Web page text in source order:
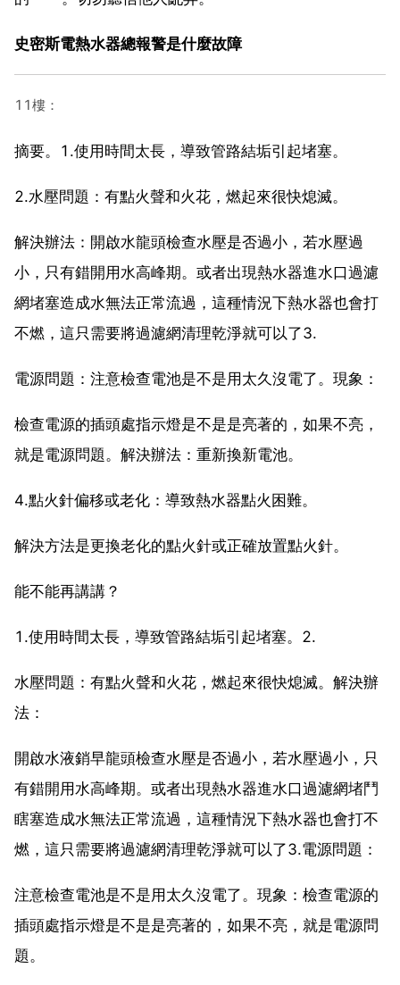
史密斯電熱水器總報警是什麼故障
11樓：
摘要。1.使用時間太長，導致管路結垢引起堵塞。
2.水壓問題：有點火聲和火花，燃起來很快熄滅。
解決辦法：開啟水龍頭檢查水壓是否過小，若水壓過
小，只有錯開用水高峰期。或者出現熱水器進水口過濾
網堵塞造成水無法正常流過，這種情況下熱水器也會打
不燃，這只需要將過濾網清理乾淨就可以了3.
電源問題：注意檢查電池是不是用太久沒電了。現象：
檢查電源的插頭處指示燈是不是是亮著的，如果不亮，
就是電源問題。解決辦法：重新換新電池。
4.點火針偏移或老化：導致熱水器點火困難。
解決方法是更換老化的點火針或正確放置點火針。
能不能再講講？
1.使用時間太長，導致管路結垢引起堵塞。2.
水壓問題：有點火聲和火花，燃起來很快熄滅。解決辦
法：
開啟水液銷早龍頭檢查水壓是否過小，若水壓過小，只
有錯開用水高峰期。或者出現熱水器進水口過濾網堵鬥
瞎塞造成水無法正常流過，這種情況下熱水器也會打不
燃，這只需要將過濾網清理乾淨就可以了3.電源問題：
注意檢查電池是不是用太久沒電了。現象：檢查電源的
插頭處指示燈是不是是亮著的，如果不亮，就是電源問
題。